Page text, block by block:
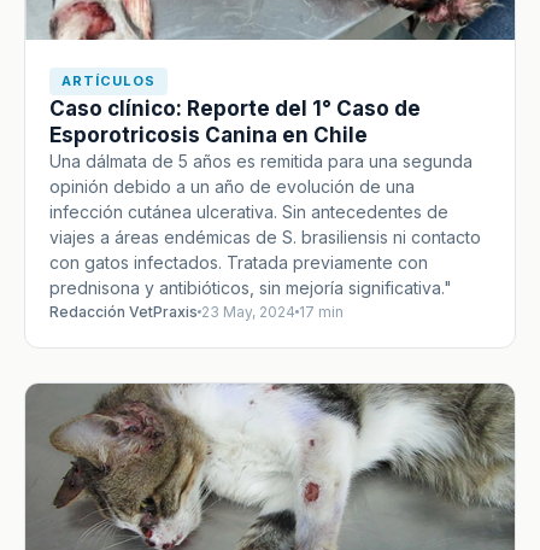
ARTÍCULOS
Caso clínico: Reporte del 1° Caso de
Esporotricosis Canina en Chile
Una dálmata de 5 años es remitida para una segunda
opinión debido a un año de evolución de una
infección cutánea ulcerativa. Sin antecedentes de
viajes a áreas endémicas de S. brasiliensis ni contacto
con gatos infectados. Tratada previamente con
prednisona y antibióticos, sin mejoría significativa."
Redacción VetPraxis 23 May, 2024 17 min